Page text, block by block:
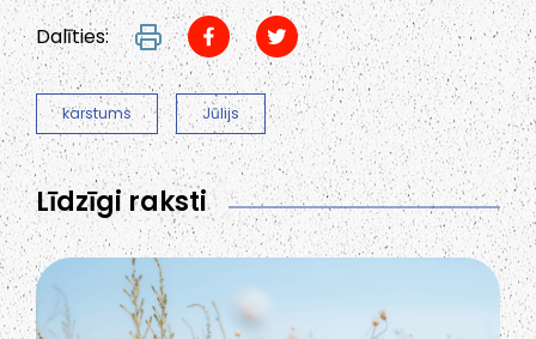
Dalīties:
karstums Jūlijs
Līdzīgi raksti